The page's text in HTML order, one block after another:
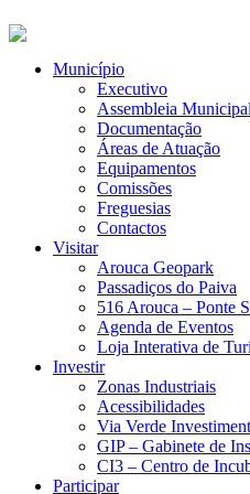
Município
Executivo
Assembleia Municipal
Documentação
Áreas de Atuação
Equipamentos
Comissões
Freguesias
Contactos
Visitar
Arouca Geopark
Passadiços do Paiva
516 Arouca – Ponte
Agenda de Eventos
Loja Interativa de
Investir
Zonas Industriais
Acessibilidades
Via Verde
GIP – Gabinete de
CI3 – Centro de
Participar